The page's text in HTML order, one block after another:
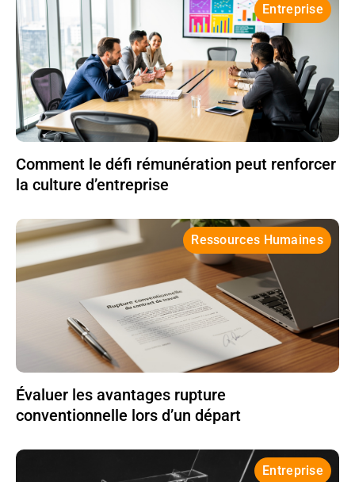
Entreprise
Comment le défi rémunération peut renforcer
la culture d’entreprise
Ressources Humaines
Évaluer les avantages rupture
conventionnelle lors d’un départ
Entreprise